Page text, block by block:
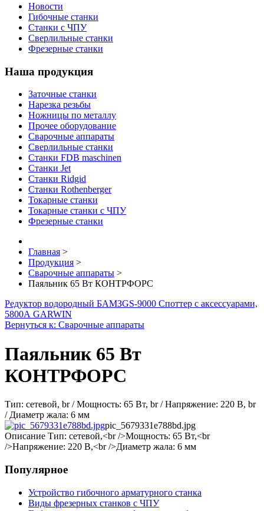
Новости
Гибочные станки
Станки с ЧПУ
Сверлильные станки
Фрезерные станки
Наша продукция
Заточные станки
Нарезка резьбы
Ножницы по металлу
Прочее оборудование
Сварочные аппараты
Сверлильные станки
Станки FDB maschinen
Станки Jet
Станки Ridgid
Станки Rothenberger
Токарные станки
Токарные станки с ЧПУ
Фрезерные станки
Главная >
Продукция >
Сварочные аппараты >
Паяльник 65 Вт КОНТРФОРС
Редуктор водородный БАМЗGS-9000 Споттер с аксессуарами,
5800А GARWIN
Вернуться к: Сварочные аппараты
Паяльник 65 Вт
КОНТРФОРС
Тип: сетевой, br / Мощность: 65 Вт, br / Напряжение: 220 В, br
/ Диаметр жала: 6 мм
pic_5679331e788bd.jpg
Описание Тип: сетевой,<br />Мощность: 65 Вт,<br
/>Напряжение: 220 В,<br />Диаметр жала: 6 мм
Популярное
Устройство гибочного арматурного станка
Виды фрезерных станков с ЧПУ